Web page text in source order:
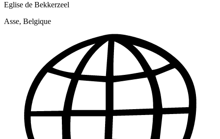
Eglise de Bekkerzeel
Asse, Belgique